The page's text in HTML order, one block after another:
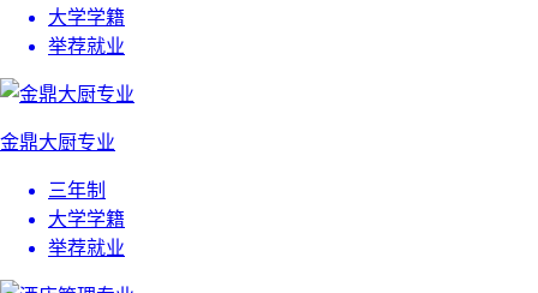
大学学籍
举荐就业
金鼎大厨专业
三年制
大学学籍
举荐就业